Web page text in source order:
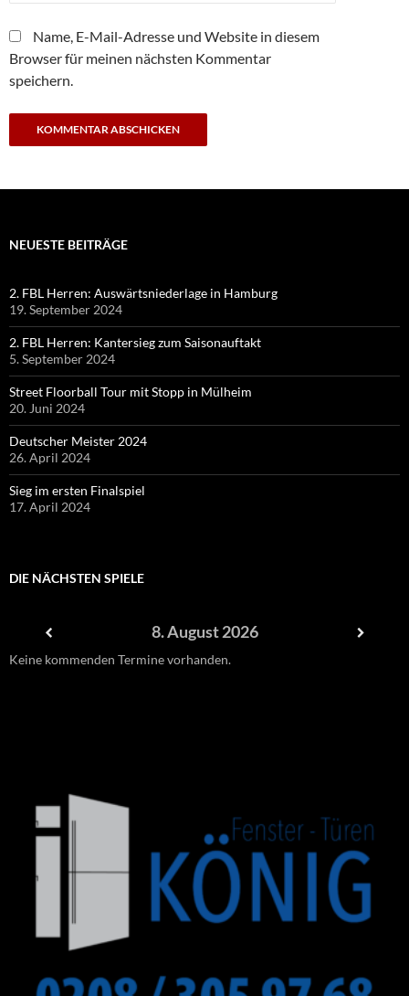
Name, E-Mail-Adresse und Website in diesem
Browser für meinen nächsten Kommentar
speichern.
NEUESTE BEITRÄGE
2. FBL Herren: Auswärtsniederlage in Hamburg
19. September 2024
2. FBL Herren: Kantersieg zum Saisonauftakt
5. September 2024
Street Floorball Tour mit Stopp in Mülheim
20. Juni 2024
Deutscher Meister 2024
26. April 2024
Sieg im ersten Finalspiel
17. April 2024
DIE NÄCHSTEN SPIELE
8. August 2026
Keine kommenden Termine vorhanden.